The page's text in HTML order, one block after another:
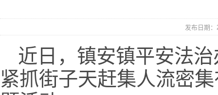
发布日期
近日，镇安镇平安法
紧抓街子天赶集人流密